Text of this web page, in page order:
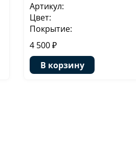
Артикул:
Цвет:
Покрытие:
4 500 ₽
В корзину